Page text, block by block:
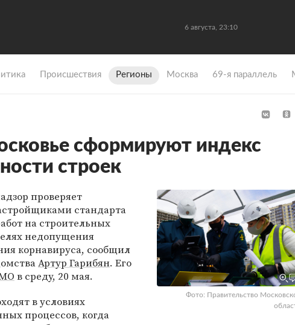
6 августа, 23:10
Происшествия Регионы Москва 69-я параллель
сформируют индекс
строек
Фото: Правительство
проверяет
стандарта
на строительных
недопущения
корнавируса, сообщил
Артур Гарибян. Его
в среду, 20 мая.
в условиях
процессов, когда